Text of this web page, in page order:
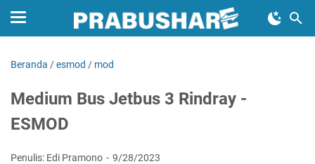
Beranda /esmod / mod
Medium Bus Jetbus 3 Rindray -
ESMOD
Penulis: Edi Pramono 9/28/2023